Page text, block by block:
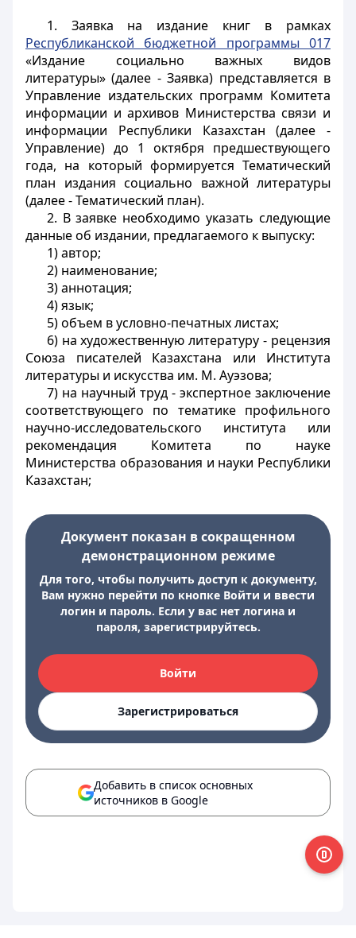
1. Заявка на издание книг в рамках
Республиканской бюджетной программы 017
«Издание социально важных видов
литературы» (далее - Заявка) представляется в
Управление издательских программ Комитета
информации и архивов Министерства связи и
информации Республики Казахстан (далее -
Управление) до 1 октября предшествующего
года, на который формируется Тематический
план издания социально важной литературы
(далее - Тематический план).
2. В заявке необходимо указать следующие
данные об издании, предлагаемого к выпуску:
1) автор;
2) наименование;
3) аннотация;
4) язык;
5) объем в условно-печатных листах;
6) на художественную литературу - рецензия
Союза писателей Казахстана или Института
литературы и искусства им. М. Ауэзова;
7) на научный труд - экспертное заключение
соответствующего по тематике профильного
научно-исследовательского института или
рекомендация Комитета по науке
Министерства образования и науки Республики
Казахстан;
Документ показан в сокращенном
демонстрационном режиме
Для того, чтобы получить доступ к документу,
Вам нужно перейти по кнопке Войти и ввести
логин и пароль. Если у вас нет логина и
пароля, зарегистрируйтесь.
Войти
Зарегистрироваться
Добавить в список основных
источников в Google